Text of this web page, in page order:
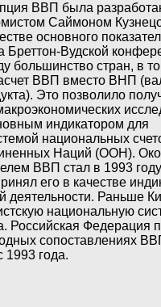
ВВП была
Саймоном
основного
Бреттон-Вудской
большинство стран, в
ВВП вместо ВНП
Это позволило
индикатором для
национальных
Наций (ООН).
ВВП стал в 1993
его в качестве
деятельности. Раньше
национальную
Российская Федерация
сопоставлениях
1993 года.